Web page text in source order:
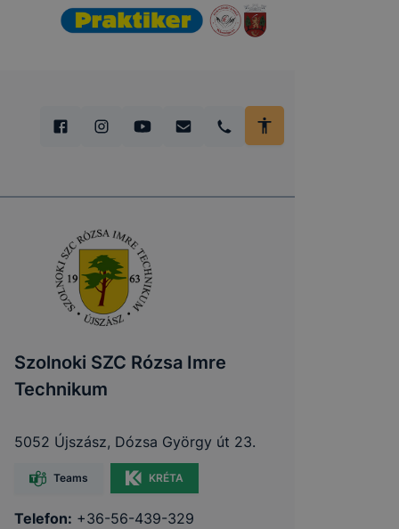
Szolnoki SZC Rózsa Imre
Technikum
5052 Újszász, Dózsa György út 23.
Teams KRÉTA
Telefon: +36-56-439-329